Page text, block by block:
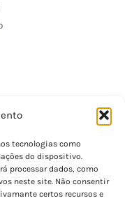
tecnologias como
do dispositivo.
processar dados, como
neste site. Não consentir
certos recursos e